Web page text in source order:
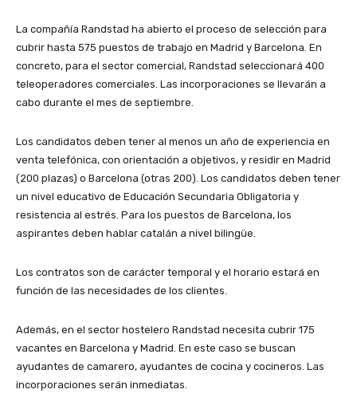
La compañía Randstad ha abierto el proceso de selección para
cubrir hasta 575 puestos de trabajo en Madrid y Barcelona. En
concreto, para el sector comercial, Randstad seleccionará 400
teleoperadores comerciales. Las incorporaciones se llevarán a
cabo durante el mes de septiembre.
Los candidatos deben tener al menos un año de experiencia en
venta telefónica, con orientación a objetivos, y residir en Madrid
(200 plazas) o Barcelona (otras 200). Los candidatos deben tener
un nivel educativo de Educación Secundaria Obligatoria y
resistencia al estrés. Para los puestos de Barcelona, los
aspirantes deben hablar catalán a nivel bilingüe.
Los contratos son de carácter temporal y el horario estará en
función de las necesidades de los clientes.
Además, en el sector hostelero Randstad necesita cubrir 175
vacantes en Barcelona y Madrid. En este caso se buscan
ayudantes de camarero, ayudantes de cocina y cocineros. Las
incorporaciones serán inmediatas.